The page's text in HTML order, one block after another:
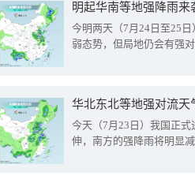
明起华南等地强降雨
今明两天（7月24日至25
弱态势，但局地仍会有强
华北东北等地强对流天
今天（7月23日）我国正
伸，南方的强降雨将明显